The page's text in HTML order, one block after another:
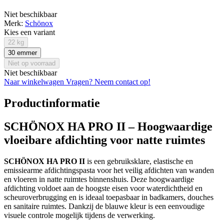
Niet beschikbaar
Merk: Schönox
Kies een variant
22 kg
30 emmer
Niet op voorraad
Niet beschikbaar
Naar winkelwagen Vragen? Neem contact op!
Productinformatie
SCHÖNOX HA PRO II – Hoogwaardige
vloeibare afdichting voor natte ruimtes
SCHÖNOX HA PRO II is een gebruiksklare, elastische en
emissiearme afdichtingspasta voor het veilig afdichten van wanden
en vloeren in natte ruimtes binnenshuis. Deze hoogwaardige
afdichting voldoet aan de hoogste eisen voor waterdichtheid en
scheuroverbrugging en is ideaal toepasbaar in badkamers, douches
en sanitaire ruimtes. Dankzij de blauwe kleur is een eenvoudige
visuele controle mogelijk tijdens de verwerking.